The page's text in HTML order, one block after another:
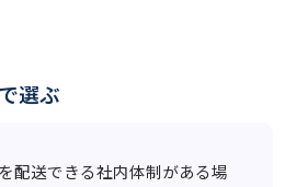
選ぶ
配送できる社内体制がある場